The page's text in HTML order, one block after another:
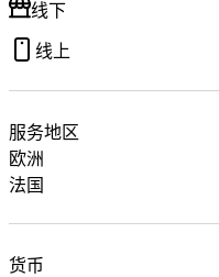
线下
线上
服务地区
欧洲
法国
货币